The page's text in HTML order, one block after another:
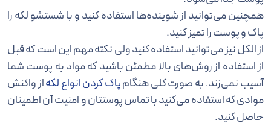
همچنین می‌توانید از شوینده‌ها استفاده کنید و با شستشو لکه را
پاک و پوست را تمیز کنید.
از الکل نیز می‌توانید استفاده کنید ولی نکته مهم این است که قبل
از استفاده از روش‌های بالا مطمئن باشید که مواد به پوست شما
آسیب نمی‌زند. به صورت کلی هنگامپاک کردن انواع لکهاز واکنش
موادی که استفاده می‌کنید با تماس پوستتان و امنیت آن اطمینان
حاصل کنید.